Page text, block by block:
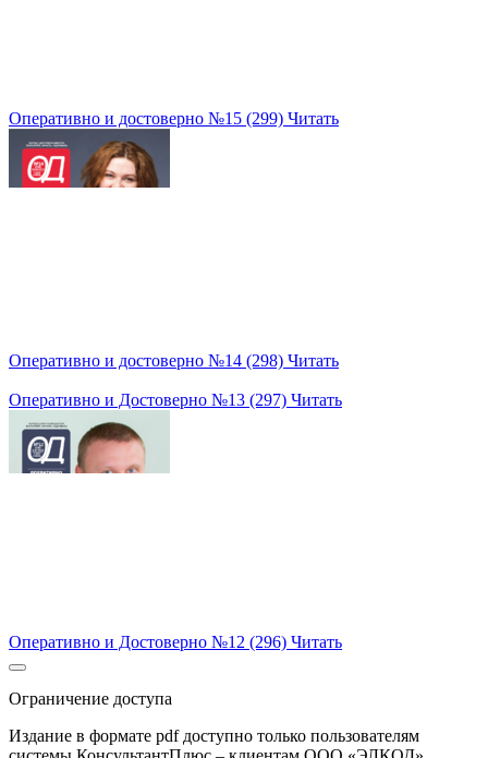
Оперативно и достоверно №15 (299) Читать
Оперативно и достоверно №14 (298) Читать
Оперативно и Достоверно №13 (297) Читать
Оперативно и Достоверно №12 (296) Читать
Ограничение доступа
Издание в формате pdf доступно только пользователям